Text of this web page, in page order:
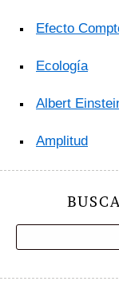
Efecto
Ecología
Albert
Amplitud